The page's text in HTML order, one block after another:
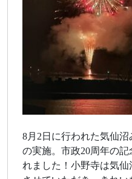
8月2日に行われた気仙
の実施。市政20周年の
れました！小野寺は気